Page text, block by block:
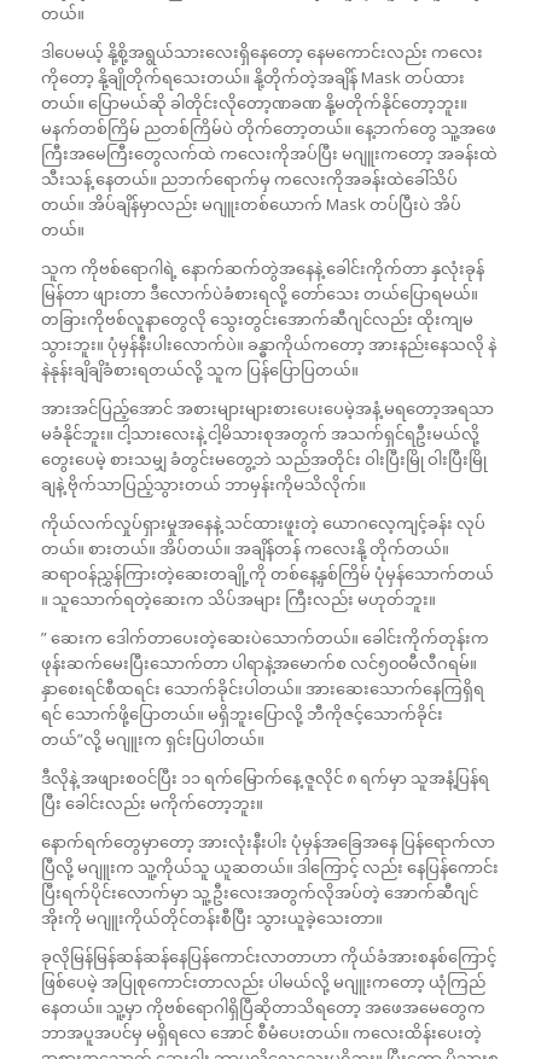
တယ်။
ဒါပေမယ့် နို့စို့အရွယ်သားလေးရှိနေတော့ နေမကောင်းလည်း ကလေး
ကိုတော့ နို့ချိုတိုက်ရသေးတယ်။ နို့တိုက်တဲ့အချိန် Mask တပ်ထား
တယ်။ ပြောမယ်ဆို ခါတိုင်းလိုတော့ဏခဏ နို့မတိုက်နိုင်တော့ဘူး။
မနက်တစ်ကြိမ် ညတစ်ကြိမ်ပဲ တိုက်တော့တယ်။ နေ့ဘက်တွေ သူ့အဖေ
ကြီးအမေကြီးတွေလက်ထဲ ကလေးကိုအပ်ပြီး မဂျူးကတော့ အခန်းထဲ
သီးသန့် နေတယ်။ ညဘက်ရောက်မှ ကလေးကိုအခန်းထဲခေါ်သိပ်
တယ်။ အိပ်ချိန်မှာလည်း မဂျူးတစ်ယောက် Mask တပ်ပြီးပဲ အိပ်
တယ်။
သူက ကိုဗစ်ရောဂါရဲ့ နောက်ဆက်တွဲအနေနဲ့ ခေါင်းကိုက်တာ နှလုံးခုန်
မြန်တာ ဖျားတာ ဒီလောက်ပဲခံစားရလို့ တော်သေး တယ်ပြောရမယ်။
တခြားကိုဗစ်လူနာတွေလို သွေးတွင်းအောက်ဆီဂျင်လည်း ထိုးကျမ
သွားဘူး။ ပုံမှန်နီးပါးလောက်ပဲ။ ခန္ဓာကိုယ်ကတော့ အားနည်းနေသလို နဲ
နဲနုန်းချိချိခံစားရတယ်လို့ သူက ပြန်ပြောပြတယ်။
အားအင်ပြည့်အောင် အစားများများစားပေးပေမဲ့အနံ့ မရတော့အရသာ
မခံနိုင်ဘူး။ ငါ့သားလေးနဲ့ ငါ့မိသားစုအတွက် အသက်ရှင်ရဦးမယ်လို့
တွေးပေမဲ့ စားသမျှ ခံတွင်းမတွေ့ဘဲ သည်အတိုင်း ဝါးပြီးမြို ဝါးပြီးမြို
ချနဲ့ ဗိုက်သာပြည့်သွားတယ် ဘာမှန်းကိုမသိလိုက်။
ကိုယ်လက်လှုပ်ရှားမှုအနေနဲ့ သင်ထားဖူးတဲ့ ယောဂလေ့ကျင့်ခန်း လုပ်
တယ်။ စားတယ်။ အိပ်တယ်။ အချိန်တန် ကလေးနို့ တိုက်တယ်။
ဆရာဝန်ညွှန်ကြားတဲ့ဆေးတချို့ကို တစ်နေ့နှစ်ကြိမ် ပုံမှန်သောက်တယ်
။ သူသောက်ရတဲ့ဆေးက သိပ်အများ ကြီးလည်း မဟုတ်ဘူး။
” ဆေးက ဒေါက်တာပေးတဲ့ဆေးပဲသောက်တယ်။ ခေါင်းကိုက်တုန်းက
ဖုန်းဆက်မေးပြီးသောက်တာ ပါရာနဲ့အမောက်စ လင်၅၀၀မီလီဂရမ်။
နှာစေးရင်စီထရင်း သောက်ခိုင်းပါတယ်။ အားဆေးသောက်နေကြရှိရ
ရင် သောက်ဖို့ပြောတယ်။ မရှိဘူးပြောလို့ ဘီကိုဇင့်သောက်ခိုင်း
တယ်”လို့ မဂျူးက ရှင်းပြပါတယ်။
ဒီလိုနဲ့ အဖျားစဝင်ပြီး ၁၁ ရက်မြောက်နေ့ ဇူလိုင် ၈ ရက်မှာ သူအနံ့ပြန်ရ
ပြီး ခေါင်းလည်း မကိုက်တော့ဘူး။
နောက်ရက်တွေမှာတော့ အားလုံးနီးပါး ပုံမှန်အခြေအနေ ပြန်ရောက်လာ
ပြီလို့ မဂျူးက သူ့ကိုယ်သူ ယူဆတယ်။ ဒါကြောင့် လည်း နေပြန်ကောင်း
ပြီးရက်ပိုင်းလောက်မှာ သူ့ဦးလေးအတွက်လိုအပ်တဲ့ အောက်ဆီဂျင်
အိုးကို မဂျူးကိုယ်တိုင်တန်းစီပြီး သွားယူခဲ့သေးတာ။
ခုလိုမြန်မြန်ဆန်ဆန်နေပြန်ကောင်းလာတာဟာ ကိုယ်ခံအားစနစ်ကြောင့်
ဖြစ်ပေမဲ့ အပြုစုကောင်းတာလည်း ပါမယ်လို့ မဂျူးကတော့ ယုံကြည်
နေတယ်။ သူ့မှာ ကိုဗစ်ရောဂါရှိပြီဆိုတာသိရတော့ အဖေအမေတွေက
ဘာအပူအပင်မှ မရှိရလေ အောင် စီမံပေးတယ်။ ကလေးထိန်းပေးတဲ့